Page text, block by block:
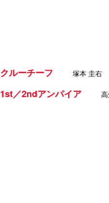
クルーチーフ 塚本 圭右
1st／2ndアンパイア